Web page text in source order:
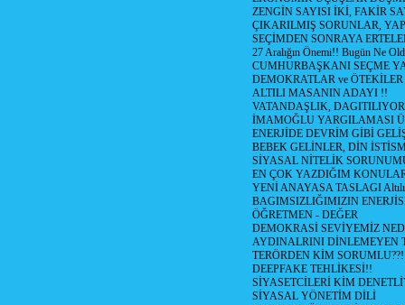
ZENGİN SAYISI İKİ, FAKİR
ÇIKARILMIŞ SORUNLAR,
SEÇİMDEN SONRAYA
27 Aralığın Önemi!! Bugün Ne
CUMHURBAŞKANI SEÇME
DEMOKRATLAR ve ÖTEKİLER
ALTILI MASANIN ADAYI !!
VATANDAŞLIK,
İMAMOĞLU YARGILAMASI
ENERJİDE DEVRİM GİBİ
BEBEK GELİNLER, DİN
SİYASAL NİTELİK
EN ÇOK YAZDIĞIM
YENİ ANAYASA TASLAGI Altılı
BAGIMSIZLIĞIMIZIN
ÖĞRETMEN - DEĞER
DEMOKRASİ SEVİYEMİZ
AYDINALRINI DİNLEMEYEN
TERÖRDEN KİM
DEEPFAKE TEHLİKESİ!!
SİYASETCİLERİ KİM
SİYASAL YÖNETİM DİLİ